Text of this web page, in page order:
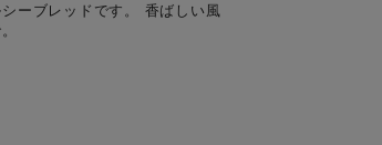
レッドです。 香ばしい風